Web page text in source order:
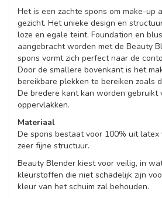
Het is een zachte spons om make-up
gezicht. Het unieke design en
loze en egale teint. Foundation en
aangebracht worden met de Beauty
spons vormt zich perfect naar de
Door de smallere bovenkant is het
bereikbare plekken te bereiken zoals
De bredere kant kan worden gebruikt
oppervlakken.
Materiaal
De spons bestaat voor 100% uit latex
zeer fijne structuur.
Beauty Blender kiest voor veilig, in
kleurstoffen die niet schadelijk zijn
kleur van het schuim zal behouden.